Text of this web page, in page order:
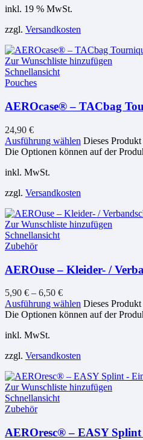
inkl. 19 % MwSt.
zzgl. Versandkosten
Zur Wunschliste hinzufügen
Schnellansicht
Pouches
AEROcase® – TACbag
24,90 €
Ausführung wählen Dieses
Die Optionen können auf der
inkl. MwSt.
zzgl. Versandkosten
Zur Wunschliste hinzufügen
Schnellansicht
Zubehör
AEROuse – Kleider- /
5,90 € – 6,50 €
Ausführung wählen Dieses
Die Optionen können auf der
inkl. MwSt.
zzgl. Versandkosten
Zur Wunschliste hinzufügen
Schnellansicht
Zubehör
AEROresc® – EASY Splint